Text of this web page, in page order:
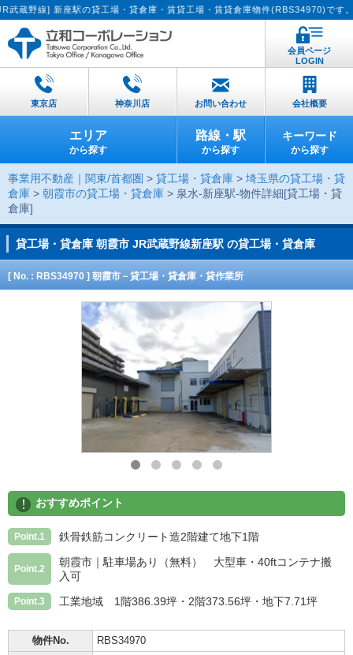
] 新座駅の貸工場・貸倉庫・賃貸工場・賃貸倉庫物件(RBS34970)です。【貸し
会員ページ
LOGIN
東京店 神奈川店 お問い合わせ 会社概要
エリア
から探す
路線・駅
から探す
キーワード
から探す
事業用不動産｜関東/首都圏 > 貸工場・貸倉庫 > 埼玉県の貸工場・貸
倉庫 > 朝霞市の貸工場・貸倉庫 > 泉水-新座駅-物件詳細[貸工場・貸
倉庫]
貸工場・貸倉庫 朝霞市 JR武蔵野線新座駅 の貸工場・貸倉庫
[ No. : RBS34970 ] 朝霞市－貸工場・貸倉庫・貸作業所
! おすすめポイント
Point.1 鉄骨鉄筋コンクリート造2階建て地下1階
Point.2
朝霞市｜駐車場あり（無料） 大型車・40ftコンテナ搬
入可
Point.3 工業地域 1階386.39坪・2階373.56坪・地下7.71坪
物件No.
RBS34970